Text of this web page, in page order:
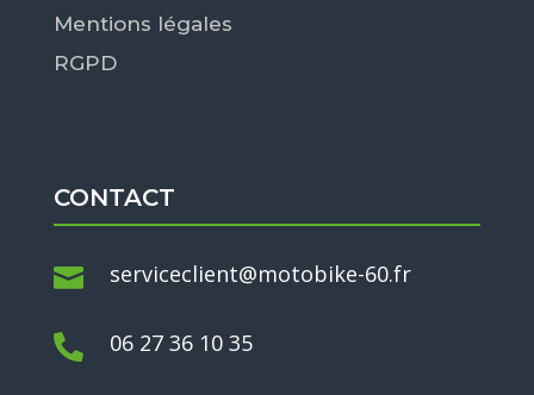
Mentions légales
RGPD
CONTACT
 serviceclient@motobike-60.fr
 06 27 36 10 35